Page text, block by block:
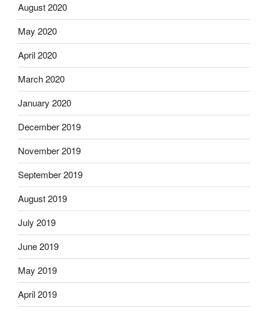
August 2020
May 2020
April 2020
March 2020
January 2020
December 2019
November 2019
September 2019
August 2019
July 2019
June 2019
May 2019
April 2019